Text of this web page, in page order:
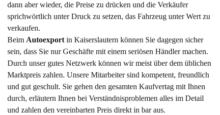
dann aber wieder, die Preise zu drücken und die Verkäufer
sprichwörtlich unter Druck zu setzen, das Fahrzeug unter Wert zu
verkaufen.
Beim Autoexportin Kaiserslautern können Sie dagegen sicher
sein, dass Sie nur Geschäfte mit einem seriösen Händler machen.
Durch unser gutes Netzwerk können wir meist über dem üblichen
Marktpreis zahlen. Unsere Mitarbeiter sind kompetent, freundlich
und gut geschult. Sie gehen den gesamten Kaufvertag mit Ihnen
durch, erläutern Ihnen bei Verständnisproblemen alles im Detail
und zahlen den vereinbarten Preis direkt in bar aus.